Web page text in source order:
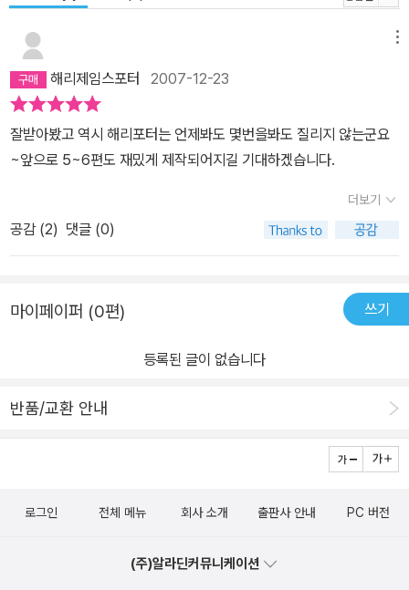
해리제임스포터 2007-12-23
잘받아봤고 역시 해리포터는 언제봐도 몇번을봐도 질리지 않는군요
~앞으로 5~6편도 재밌게 제작되어지길 기대하겠습니다.
더보기
공감 (2) 댓글 (0)
마이페이퍼 (0편) 쓰기
등록된 글이 없습니다
반품/교환 안내
로그인 전체 메뉴 회사 소개 출판사 안내 PC 버전
(주)알라딘커뮤니케이션